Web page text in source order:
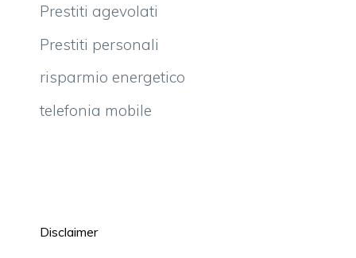
Prestiti agevolati
Prestiti personali
risparmio energetico
telefonia mobile
Disclaimer